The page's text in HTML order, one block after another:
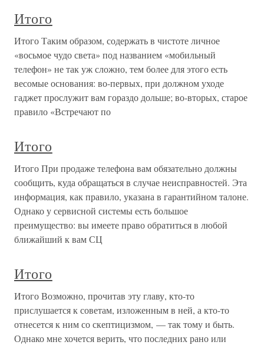
Итого
Итого Таким образом, содержать в чистоте личное
«восьмое чудо света» под названием «мобильный
телефон» не так уж сложно, тем более для этого есть
весомые основания: во-первых, при должном уходе
гаджет прослужит вам гораздо дольше; во-вторых, старое
правило «Встречают по
Итого
Итого При продаже телефона вам обязательно должны
сообщить, куда обращаться в случае неисправностей. Эта
информация, как правило, указана в гарантийном талоне.
Однако у сервисной системы есть большое
преимущество: вы имеете право обратиться в любой
ближайший к вам СЦ
Итого
Итого Возможно, прочитав эту главу, кто-то
прислушается к советам, изложенным в ней, а кто-то
отнесется к ним со скептицизмом, — так тому и быть.
Однако мне хочется верить, что последних рано или